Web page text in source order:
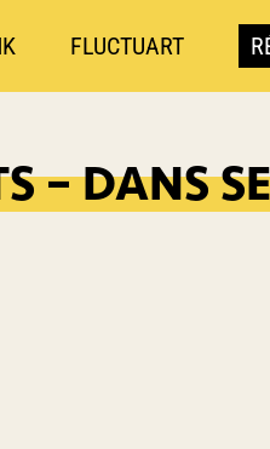
FLUCTUART
– DANS